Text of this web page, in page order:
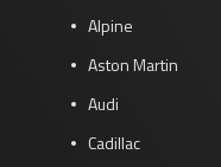
Alpine
Aston Martin
Audi
Cadillac